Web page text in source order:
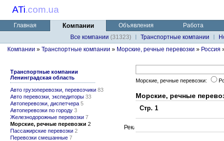
ATi.com.ua
Главная Компании Объявления
Работа
Все компании (31323) Транспортные компании
Компании » Транспортные компании » Морские, речные перевозки » Россия
Транспортные компании
Ленинградская область
Авто грузоперевозки, перевозчики 83
Авто перевозки, экспедиторы 33
Автоперевозки, диспетчера 5
Автоперевозки по городу 3
Железнодорожные перевозки 7
Морские, речные перевозки 2
Пассажирские перевозки 2
Перевозки смешанные 7
Морские, речные перевозки:
Морские, речные
Стр. 1